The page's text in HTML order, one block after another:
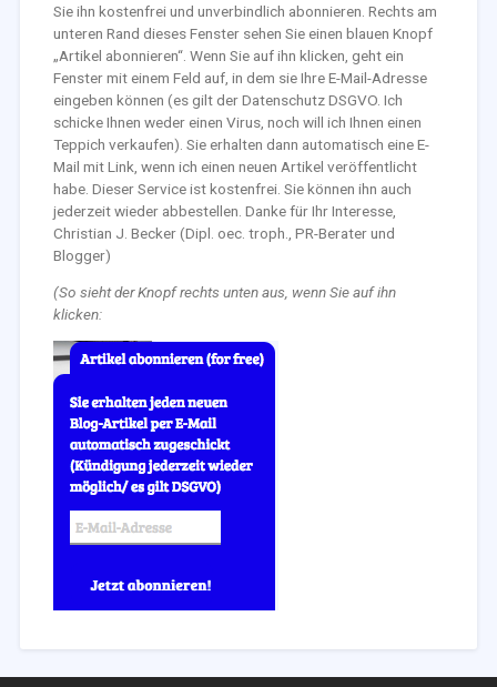
Sie ihn kostenfrei und unverbindlich abonnieren. Rechts am
unteren Rand dieses Fenster sehen Sie einen blauen Knopf
„Artikel abonnieren“. Wenn Sie auf ihn klicken, geht ein
Fenster mit einem Feld auf, in dem sie Ihre E-Mail-Adresse
eingeben können (es gilt der Datenschutz DSGVO. Ich
schicke Ihnen weder einen Virus, noch will ich Ihnen einen
Teppich verkaufen). Sie erhalten dann automatisch eine E-
Mail mit Link, wenn ich einen neuen Artikel veröffentlicht
habe. Dieser Service ist kostenfrei. Sie können ihn auch
jederzeit wieder abbestellen. Danke für Ihr Interesse,
Christian J. Becker (Dipl. oec. troph., PR-Berater und
Blogger)
(So sieht der Knopf rechts unten aus, wenn Sie auf ihn
klicken: